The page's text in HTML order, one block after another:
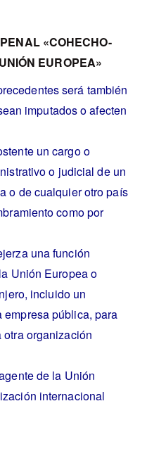
«COHECHO-
EUROPEA»
será también
imputados o afecten
un cargo o
o judicial de un
o de cualquier otro país
como por
una función
Unión Europea o
incluido un
pública, para
organización
de la Unión
internacional